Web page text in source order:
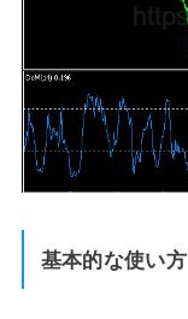
基本的な使い方